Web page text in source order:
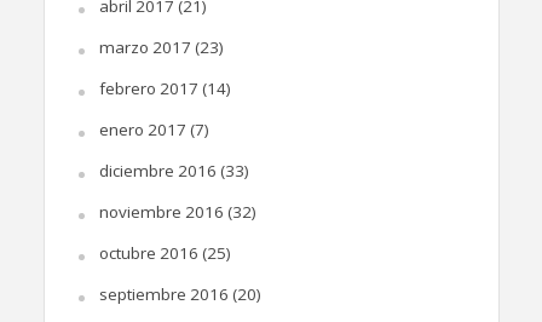
abril 2017 (21)
marzo 2017 (23)
febrero 2017 (14)
enero 2017 (7)
diciembre 2016 (33)
noviembre 2016 (32)
octubre 2016 (25)
septiembre 2016 (20)